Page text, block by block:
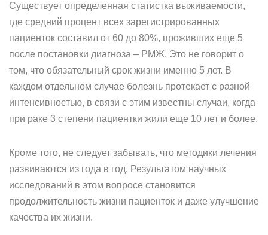
Существует определенная статистка выживаемости,
где средний процент всех зарегистрированных
пациенток составил от 60 до 80%, проживших еще 5
после постановки диагноза – РМЖ. Это не говорит о
том, что обязательный срок жизни именно 5 лет. В
каждом отдельном случае болезнь протекает с разной
интенсивностью, в связи с этим известны случаи, когда
при раке 3 степени пациентки жили еще 10 лет и более.
Кроме того, не следует забывать, что методики лечения
развиваются из года в год. Результатом научных
исследований в этом вопросе становится
продолжительность жизни пациенток и даже улучшение
качества их жизни.